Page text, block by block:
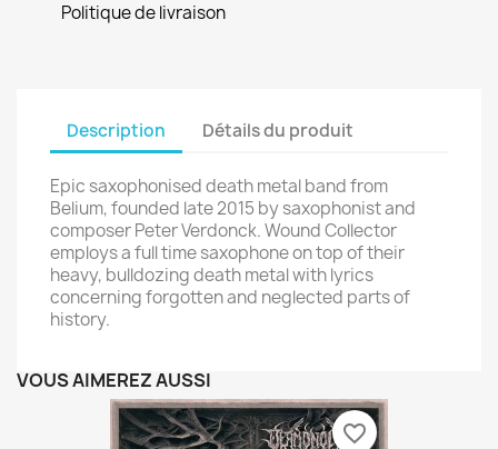
Politique de livraison
Description Détails du produit
Epic saxophonised death metal band from
Belium, founded late 2015 by saxophonist and
composer Peter Verdonck. Wound Collector
employs a full time saxophone on top of their
heavy, bulldozing death metal with lyrics
concerning forgotten and neglected parts of
history.
VOUS AIMEREZ AUSSI
favorite_border